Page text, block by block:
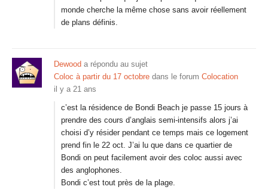
monde cherche la même chose sans avoir réellement
de plans définis.
Dewood a répondu au sujet
Coloc à partir du 17 octobre dans le forum Colocation
il y a 21 ans
c’est la résidence de Bondi Beach je passe 15 jours à
prendre des cours d’anglais semi-intensifs alors j’ai
choisi d’y résider pendant ce temps mais ce logement
prend fin le 22 oct. J’ai lu que dans ce quartier de
Bondi on peut facilement avoir des coloc aussi avec
des anglophones.
Bondi c’est tout près de la plage.